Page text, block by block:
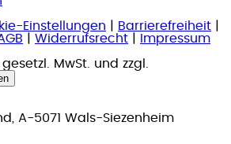
Einstellungen Barrierefreiheit
Widerrufsrecht
Impressum
MwSt. und zzgl.
A-5071 Wals-Siezenheim